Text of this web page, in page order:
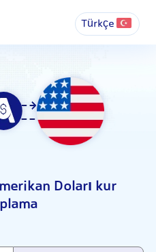
Türkçe
Doları kur